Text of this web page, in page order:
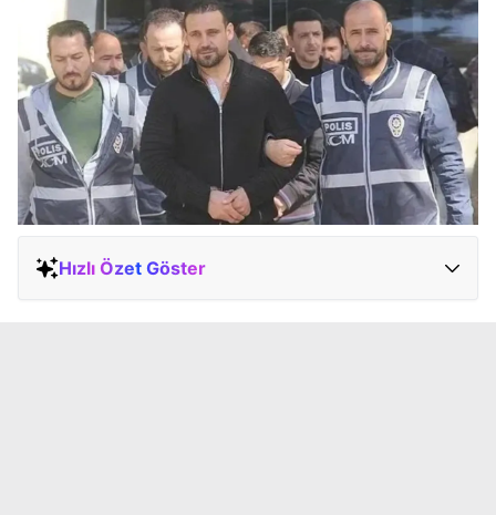
Hızlı Özet Göster